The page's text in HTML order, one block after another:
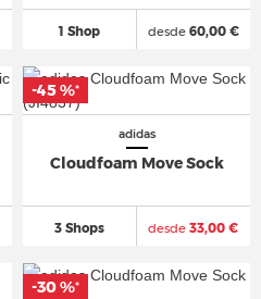
1 Shop desde60,00 €
adidas
Cloudfoam Move Sock
3 Shops desde 33,00 €
-45 %*
-30 %*